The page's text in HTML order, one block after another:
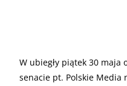
W ubiegły piątek 30 maja
senacie pt. Polskie Media